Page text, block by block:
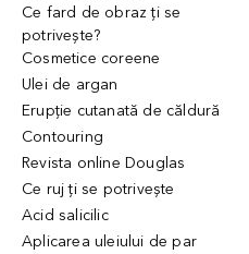
Ce fard de obraz ți se
potrivește?
Cosmetice coreene
Ulei de argan
Erupție cutanată de căldură
Contouring
Revista online Douglas
Ce ruj ți se potrivește
Acid salicilic
Aplicarea uleiului de par